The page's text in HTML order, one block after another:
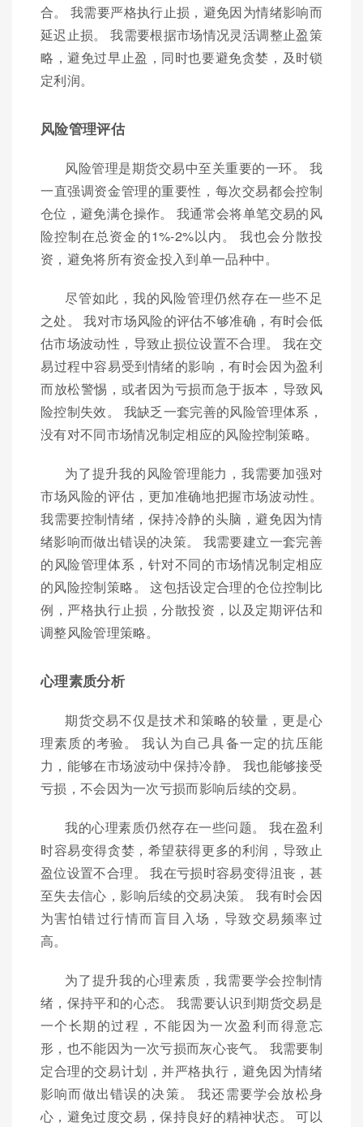
合。 我需要严格执行止损，避免因为情绪影响而
延迟止损。 我需要根据市场情况灵活调整止盈策
略，避免过早止盈，同时也要避免贪婪，及时锁
定利润。
风险管理评估
风险管理是期货交易中至关重要的一环。 我
一直强调资金管理的重要性，每次交易都会控制
仓位，避免满仓操作。 我通常会将单笔交易的风
险控制在总资金的1%-2%以内。 我也会分散投
资，避免将所有资金投入到单一品种中。
尽管如此，我的风险管理仍然存在一些不足
之处。 我对市场风险的评估不够准确，有时会低
估市场波动性，导致止损位设置不合理。 我在交
易过程中容易受到情绪的影响，有时会因为盈利
而放松警惕，或者因为亏损而急于扳本，导致风
险控制失效。 我缺乏一套完善的风险管理体系，
没有对不同市场情况制定相应的风险控制策略。
为了提升我的风险管理能力，我需要加强对
市场风险的评估，更加准确地把握市场波动性。
我需要控制情绪，保持冷静的头脑，避免因为情
绪影响而做出错误的决策。 我需要建立一套完善
的风险管理体系，针对不同的市场情况制定相应
的风险控制策略。 这包括设定合理的仓位控制比
例，严格执行止损，分散投资，以及定期评估和
调整风险管理策略。
心理素质分析
期货交易不仅是技术和策略的较量，更是心
理素质的考验。 我认为自己具备一定的抗压能
力，能够在市场波动中保持冷静。 我也能够接受
亏损，不会因为一次亏损而影响后续的交易。
我的心理素质仍然存在一些问题。 我在盈利
时容易变得贪婪，希望获得更多的利润，导致止
盈位设置不合理。 我在亏损时容易变得沮丧，甚
至失去信心，影响后续的交易决策。 我有时会因
为害怕错过行情而盲目入场，导致交易频率过
高。
为了提升我的心理素质，我需要学会控制情
绪，保持平和的心态。 我需要认识到期货交易是
一个长期的过程，不能因为一次盈利而得意忘
形，也不能因为一次亏损而灰心丧气。 我需要制
定合理的交易计划，并严格执行，避免因为情绪
影响而做出错误的决策。 我还需要学会放松身
心，避免过度交易，保持良好的精神状态。 可以